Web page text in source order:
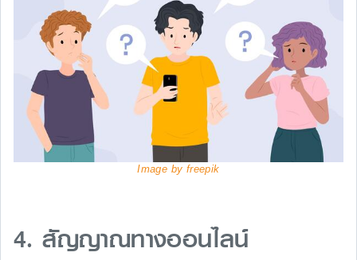
Image by freepik
4. สัญญาณทางออนไลน์